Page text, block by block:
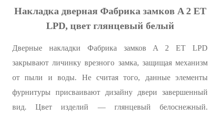
Накладка дверная Фабрика замков A 2 ET
LPD, цвет глянцевый белый
Дверные накладки Фабрика замков A 2 ET LPD
закрывают личинку врезного замка, защищая механизм
от пыли и воды. Не считая того, данные элементы
фурнитуры присваивают дизайну двери завершенный
вид. Цвет изделий — глянцевый белоснежный.